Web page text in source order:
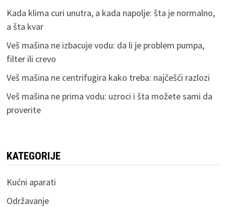
Kada klima curi unutra, a kada napolje: šta je normalno,
a šta kvar
Veš mašina ne izbacuje vodu: da li je problem pumpa,
filter ili crevo
Veš mašina ne centrifugira kako treba: najčešći razlozi
Veš mašina ne prima vodu: uzroci i šta možete sami da
proverite
KATEGORIJE
Kućni aparati
Održavanje